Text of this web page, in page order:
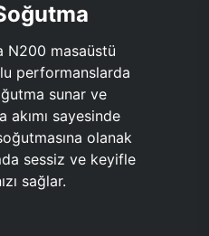
N200 masaüstü
performanslarda
sunar ve
sayesinde
olanak
sessiz ve keyifle
sağlar.